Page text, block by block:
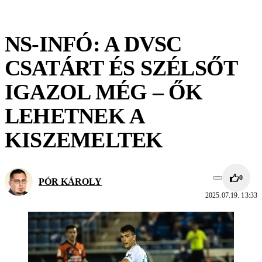
NS-INFÓ: A DVSC
CSATÁRT ÉS SZÉLSŐT
IGAZOL MÉG – ŐK
LEHETNEK A
KISZEMELTEK
PÓR KÁROLY 0
2025.07.19. 13:33